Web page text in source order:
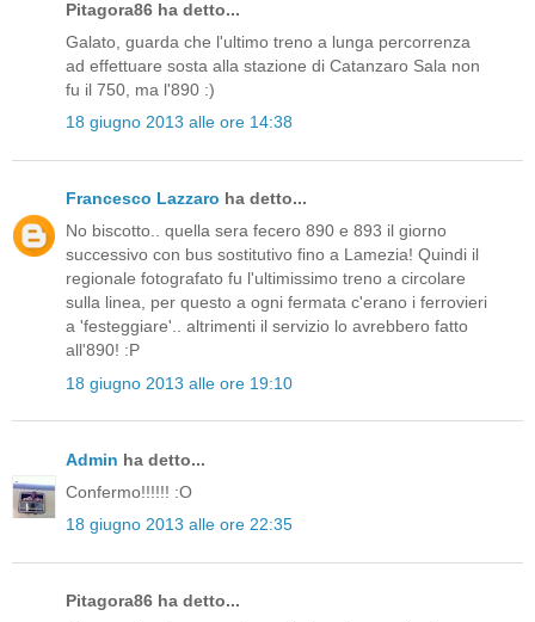
Pitagora86 ha detto...
Galato, guarda che l'ultimo treno a lunga percorrenza
ad effettuare sosta alla stazione di Catanzaro Sala non
fu il 750, ma l'890 :)
18 giugno 2013 alle ore 14:38
Francesco Lazzaro ha detto...
No biscotto.. quella sera fecero 890 e 893 il giorno
successivo con bus sostitutivo fino a Lamezia! Quindi il
regionale fotografato fu l'ultimissimo treno a circolare
sulla linea, per questo a ogni fermata c'erano i ferrovieri
a 'festeggiare'.. altrimenti il servizio lo avrebbero fatto
all'890! :P
18 giugno 2013 alle ore 19:10
Admin ha detto...
Confermo!!!!!! :O
18 giugno 2013 alle ore 22:35
Pitagora86 ha detto...